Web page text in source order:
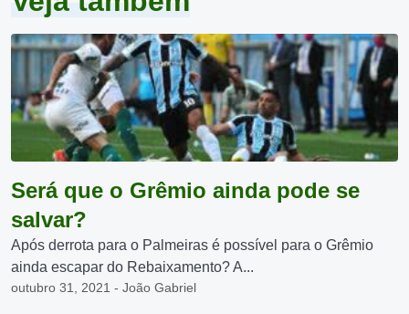
Será que o Grêmio ainda pode se
salvar?
Após derrota para o Palmeiras é possível para o Grêmio
ainda escapar do Rebaixamento? A...
outubro 31, 2021 - João Gabriel